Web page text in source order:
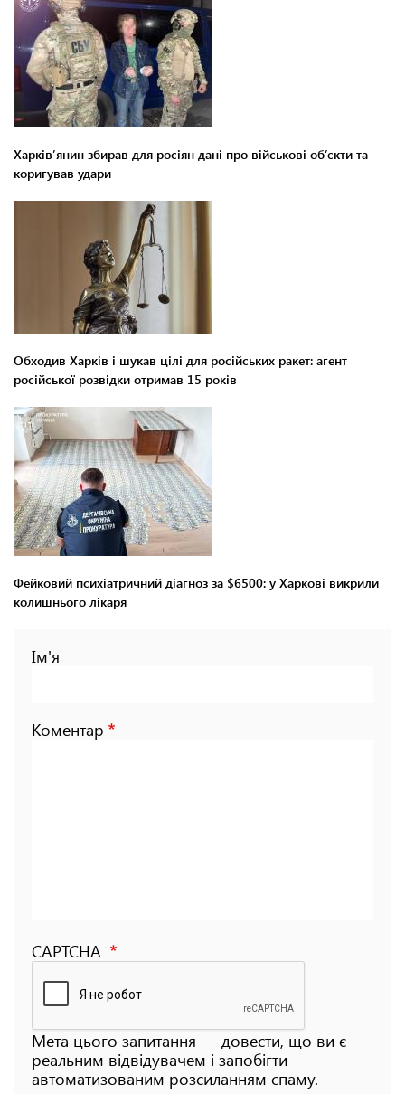
Харків’янин збирав для росіян дані про військові об’єкти та
коригував удари
Обходив Харків і шукав цілі для російських ракет: агент
російської розвідки отримав 15 років
Фейковий психіатричний діагноз за $6500: у Харкові викрили
колишнього лікаря
Ім'я
Коментар
CAPTCHA
Мета цього запитання — довести, що ви є
реальним відвідувачем і запобігти
автоматизованим розсиланням спаму.